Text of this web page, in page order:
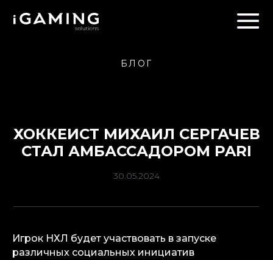
БЛОГ
ХОККЕИСТ МИХАИЛ СЕРГАЧЕВ
СТАЛ АМБАССАДОРОМ PARI
30.05.2024
Игрок НХЛ будет участвовать в запуске
различных социальных инициатив